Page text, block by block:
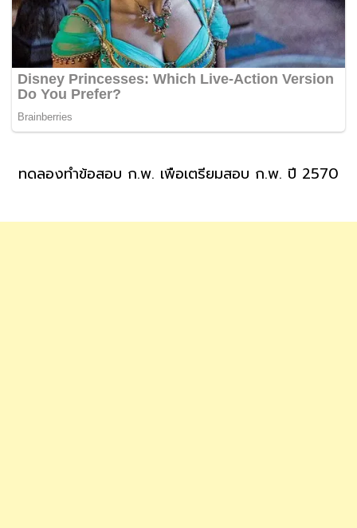
ทดลองทำข้อสอบ ก.พ. เพื่อเตรียมสอบ ก.พ. ปี 2570